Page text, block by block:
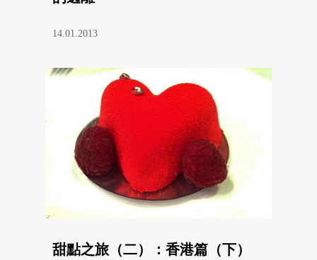
14.01.2013
甜點之旅（二）：香港篇（下）